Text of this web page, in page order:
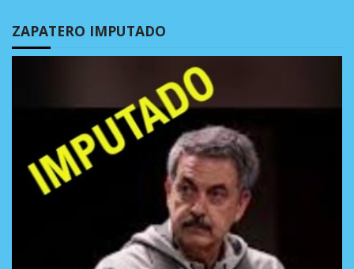
ZAPATERO IMPUTADO